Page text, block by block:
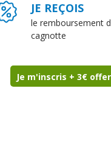
JE REÇOIS
le remboursement
cagnotte
Je m'inscris + 3€